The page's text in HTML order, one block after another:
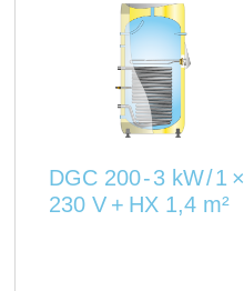
DGC 200 - 3 kW / 1 ×
230 V + HX 1,4 m²